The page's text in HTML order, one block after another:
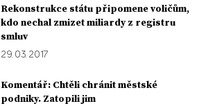
Rekonstrukce státu připomene voličům,
kdo nechal zmizet miliardy z registru
smluv
29. 03. 2017
Komentář: Chtěli chránit městské
podniky. Zatopili jim